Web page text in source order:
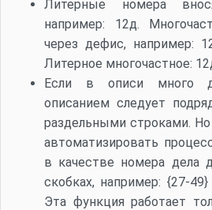
Литерные номера
например: 12д.
через дефис, например:
Литерное многочастное:
Если в описи много
описанием следует
раздельными строками.
автоматизировать
в качестве номера дела
скобках, например: {27-
Эта функция работает